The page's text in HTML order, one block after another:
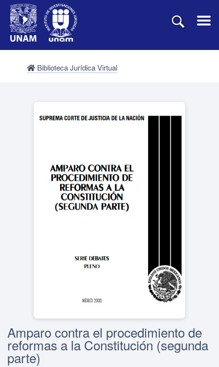
Biblioteca Jurídica Virtual
Amparo contra el procedimiento de
reformas a la Constitución (segunda
parte)